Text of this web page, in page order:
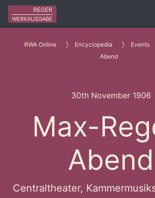
REGER
WERKAUSGABE
RWA Online Encyclopedia Events
Abend
30th November 1906
Max-
Abend
Centraltheater,